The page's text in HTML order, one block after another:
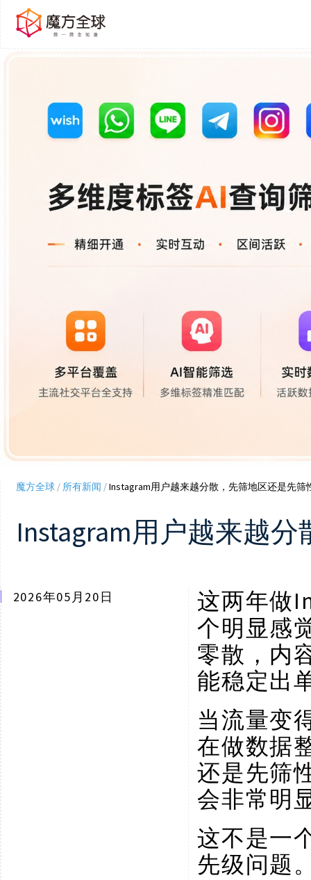
魔方全球/ 所有新闻 /Instagram用户越来越分散，先筛地区还是先筛
Instagram用户越来越
2026年05月20日 这两年做
个明显感
零散，内
能稳定出
当流量变
在做数据
还是先筛
会非常明
这不是一
先级问题